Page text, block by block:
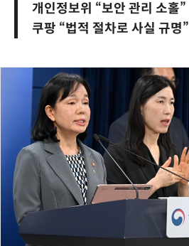
개인정보위 “보안 관리 소홀”
쿠팡 “법적 절차로 사실 규명”